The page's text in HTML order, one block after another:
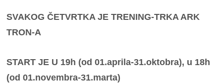
SVAKOG ČETVRTKA JE TRENING-TRKA ARK
TRON-A
START JE U 19h (od 01.aprila-31.oktobra), u 18h
(od 01.novembra-31.marta)